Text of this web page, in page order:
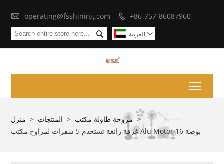
 operating@fsshining.com  +86-757-86087960
 العربية 
منزل > المنتجات > مروحة طاولة مكتب >
غرفة رائعة تستخدم 5 شفرات لمراوح مكتب Alu Motor 16 بوصة